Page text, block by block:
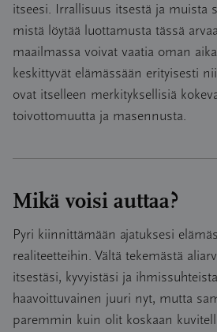
itseesi. Irrallisuus itsestä ja muista
mistä löytää luottamusta tässä
maailmassa voivat vaatia oman
keskittyvät elämässään erityisesti
ovat itselleen merkityksellisiä
toivottomuutta ja masennusta.
Mikä voisi auttaa?
Pyri kiinnittämään ajatuksesi
realiteetteihin. Vältä tekemästä
itsestäsi, kyvyistäsi ja
haavoittuvainen juuri nyt, mutta
paremmin kuin olit koskaan